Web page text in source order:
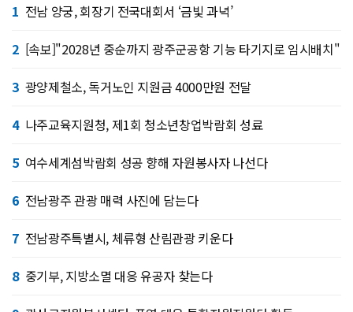
1 전남 양궁, 회장기 전국대회서 ‘금빛 과녁’
2 [속보]"2028년 중순까지 광주군공항 기능 타기지로 임시배치"
3 광양제철소, 독거노인 지원금 4000만원 전달
4 나주교육지원청, 제1회 청소년창업박람회 성료
5 여수세계섬박람회 성공 향해 자원봉사자 나선다
6 전남광주 관광 매력 사진에 담는다
7 전남광주특별시, 체류형 산림관광 키운다
8 중기부, 지방소멸 대응 유공자 찾는다